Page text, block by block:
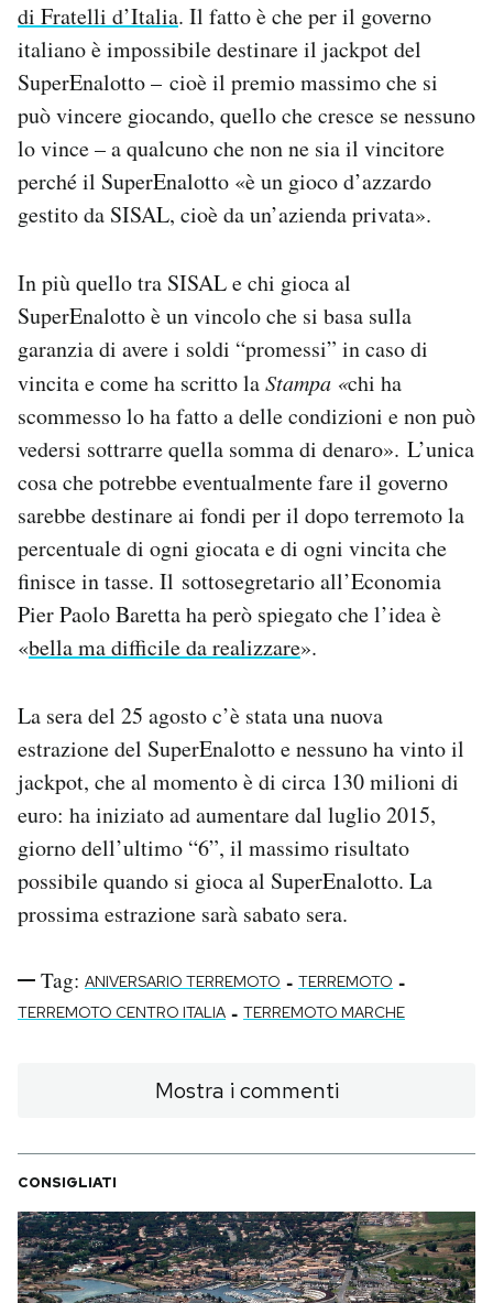
di Fratelli d’Italia. Il fatto è che per il governo
italiano è impossibile destinare il jackpot del
SuperEnalotto – cioè il premio massimo che si
può vincere giocando, quello che cresce se nessuno
lo vince – a qualcuno che non ne sia il vincitore
perché il SuperEnalotto «è un gioco d’azzardo
gestito da SISAL, cioè da un’azienda privata».
In più quello tra SISAL e chi gioca al
SuperEnalotto è un vincolo che si basa sulla
garanzia di avere i soldi “promessi” in caso di
vincita e come ha scritto laStampa «chi ha
scommesso lo ha fatto a delle condizioni e non può
vedersi sottrarre quella somma di denaro». L’unica
cosa che potrebbe eventualmente fare il governo
sarebbe destinare ai fondi per il dopo terremoto la
percentuale di ogni giocata e di ogni vincita che
finisce in tasse. Il sottosegretario all’Economia
Pier Paolo Baretta ha però spiegato che l’idea è
«bella ma difficile da realizzare».
La sera del 25 agosto c’è stata una nuova
estrazione del SuperEnalotto e nessuno ha vinto il
jackpot, che al momento è di circa 130 milioni di
euro: ha iniziato ad aumentare dal luglio 2015,
giorno dell’ultimo “6”, il massimo risultato
possibile quando si gioca al SuperEnalotto. La
prossima estrazione sarà sabato sera.
Tag: ANIVERSARIO TERREMOTO - TERREMOTO -
TERREMOTO CENTRO ITALIA - TERREMOTO MARCHE
Mostra i commenti
CONSIGLIATI